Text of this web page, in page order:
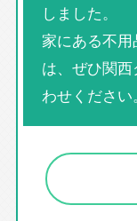
しました。
家にある不
は、ぜひ関
わせください